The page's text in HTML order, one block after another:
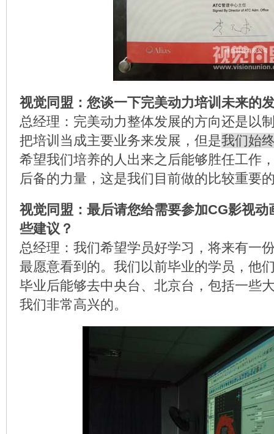
视觉同盟：您谈一下完美动力培训未来的
总经理：完美动力整体发展的方向还是以
把培训当成主要业务来发展，但是我们始
希望我们培养的人出来之后能够胜任工作
后备的力量，这是我们目前做的比较重要
视觉同盟：最后请您给需要参加CG影视动
些建议？
总经理：我们希望学员好学习，将来有一
最愿意看到的。我们以前毕业的学员，他
毕业后能够去中央台、北京台，包括一些
我们非常高兴的。